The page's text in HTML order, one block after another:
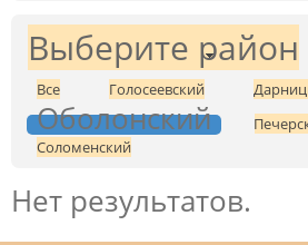
Выберите район
Все Голосеевский
Оболонский
Соломенский
Нет результатов.